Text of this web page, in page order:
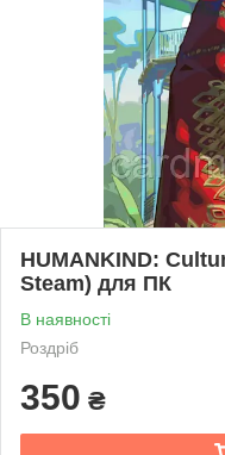
HUMANKIND:
Steam) для ПК
В наявності
Роздріб
350 ₴